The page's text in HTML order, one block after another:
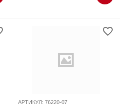
АРТИКУЛ: 76220-07